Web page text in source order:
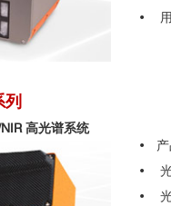
• 用
高光谱系统
• 产
• 光
• 光
粟植被检测
植物树林的高光谱探测成像
1、大面积森林区域研究
Lake under Changing
land use using
Imaging
Multisensor Imagery
blooms using